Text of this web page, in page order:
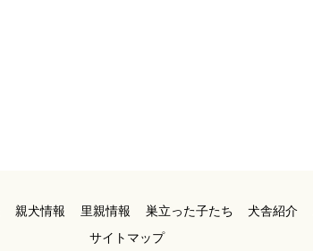
親犬情報 里親情報 巣立った子たち 犬舎紹介
サイトマップ